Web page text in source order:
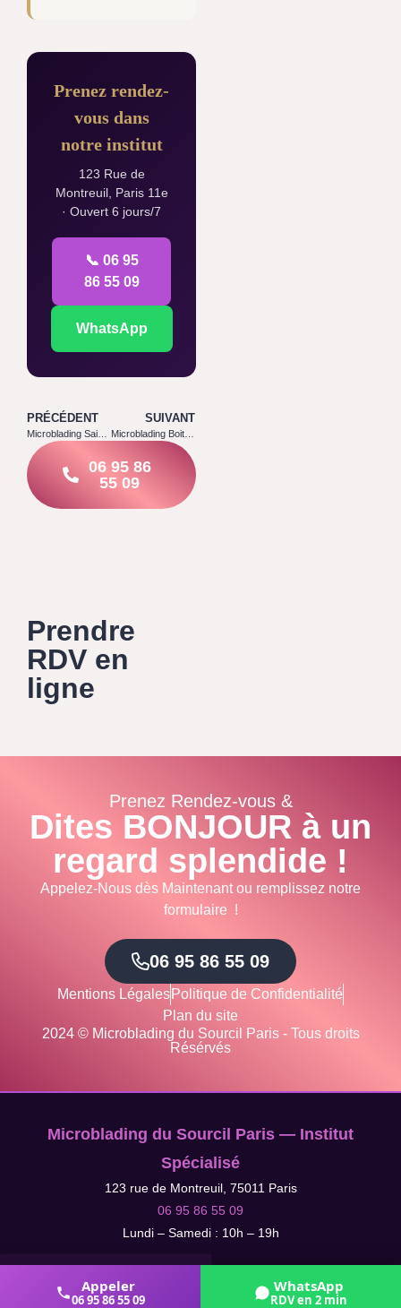
Prenez rendez-
vous dans
notre institut
123 Rue de
Montreuil, Paris 11e
· Ouvert 6 jours/7
📞 06 95
86 55 09
WhatsApp
PRÉCÉDENT SUIVANT
06 95 86
55 09
Prendre
RDV en
ligne
Prenez Rendez-vous &
Dites BONJOUR à un
regard splendide !
Appelez-Nous dès Maintenant ou remplissez notre
formulaire !
06 95 86 55 09
Mentions LégalesPolitique de Confidentialité
Plan du site
2024 © Microblading du Sourcil Paris - Tous droits
Résérvés
Microblading du Sourcil Paris — Institut
Spécialisé
123 rue de Montreuil, 75011 Paris
06 95 86 55 09
Lundi – Samedi : 10h – 19h
Appeler
06 95 86 55 09
WhatsApp
RDV en 2 min